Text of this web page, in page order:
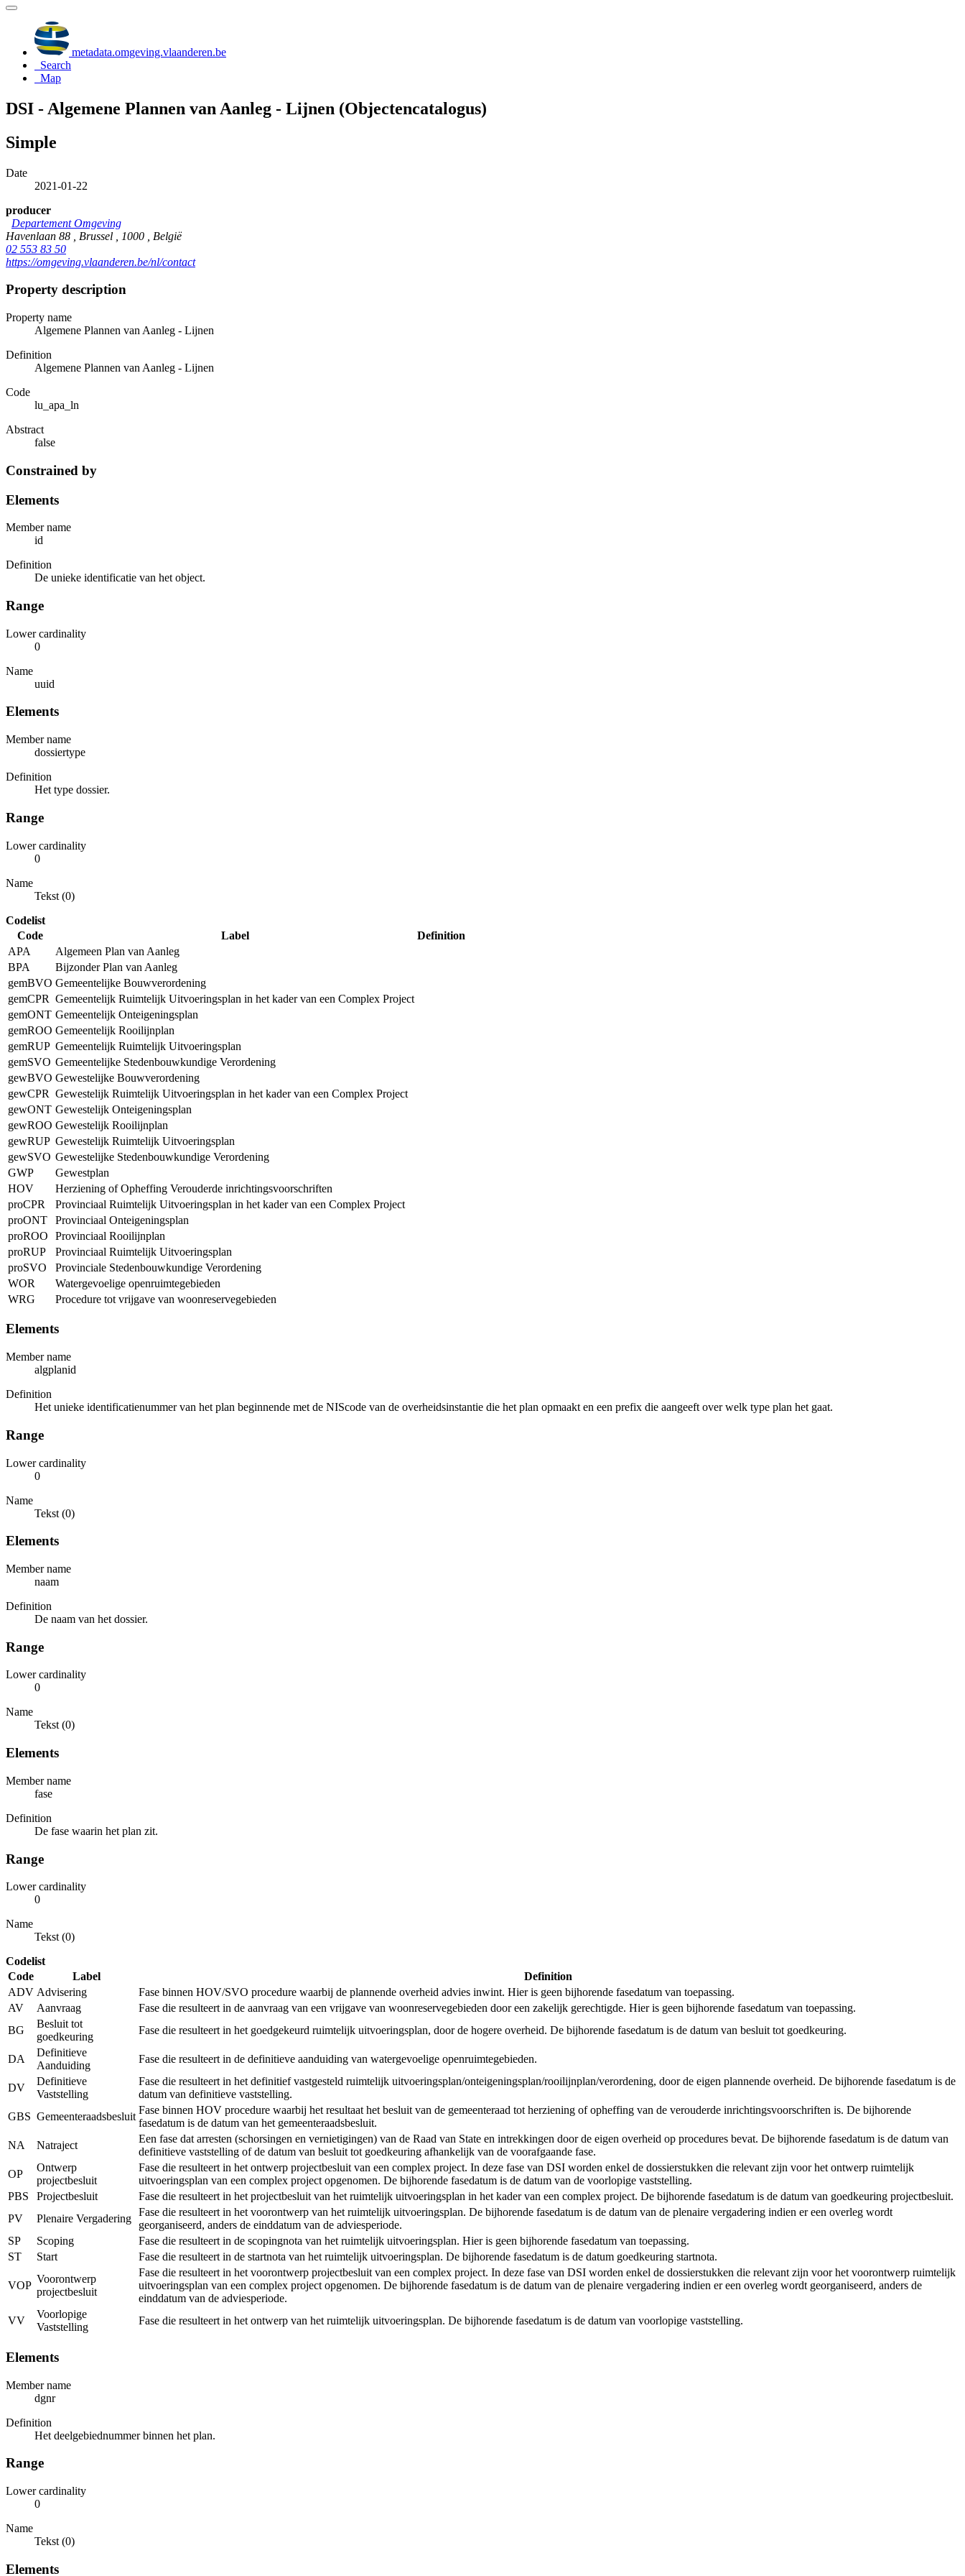
metadata.omgeving.vlaanderen.be
Search
Map
DSI - Algemene Plannen van Aanleg - Lijnen (Objectencatalogus)
Simple
Date
2021-01-22
producer
Departement Omgeving
Havenlaan 88 , Brussel , 1000 , België
02 553 83 50
https://omgeving.vlaanderen.be/nl/contact
Property description
Property name
Algemene Plannen van Aanleg - Lijnen
Definition
Algemene Plannen van Aanleg - Lijnen
Code
lu_apa_ln
Abstract
false
Constrained by
Elements
Member name
id
Definition
De unieke identificatie van het object.
Range
Lower cardinality
0
Name
uuid
Elements
Member name
dossiertype
Definition
Het type dossier.
Range
Lower cardinality
0
Name
Tekst (0)
Codelist
Code
Label
Definition
APA
Algemeen Plan van Aanleg
BPA
Bijzonder Plan van Aanleg
gemBVO Gemeentelijke Bouwverordening
gemCPR Gemeentelijk Ruimtelijk Uitvoeringsplan in het kader van een Complex Project
gemONT Gemeentelijk Onteigeningsplan
gemROO Gemeentelijk Rooilijnplan
gemRUP Gemeentelijk Ruimtelijk Uitvoeringsplan
gemSVO Gemeentelijke Stedenbouwkundige Verordening
gewBVO Gewestelijke Bouwverordening
gewCPR Gewestelijk Ruimtelijk Uitvoeringsplan in het kader van een Complex Project
gewONT Gewestelijk Onteigeningsplan
gewROO Gewestelijk Rooilijnplan
gewRUP Gewestelijk Ruimtelijk Uitvoeringsplan
gewSVO Gewestelijke Stedenbouwkundige Verordening
GWP
Gewestplan
HOV
Herziening of Opheffing Verouderde inrichtingsvoorschriften
proCPR
Provinciaal Ruimtelijk Uitvoeringsplan in het kader van een Complex Project
proONT
Provinciaal Onteigeningsplan
proROO
Provinciaal Rooilijnplan
proRUP
Provinciaal Ruimtelijk Uitvoeringsplan
proSVO
Provinciale Stedenbouwkundige Verordening
WOR
Watergevoelige openruimtegebieden
WRG
Procedure tot vrijgave van woonreservegebieden
Elements
Member name
algplanid
Definition
Het unieke identificatienummer van het plan beginnende met de NIScode van de overheidsinstantie die het plan opmaakt en een prefix die aangeeft over welk type plan het gaat.
Range
Lower cardinality
0
Name
Tekst (0)
Elements
Member name
naam
Definition
De naam van het dossier.
Range
Lower cardinality
0
Name
Tekst (0)
Elements
Member name
fase
Definition
De fase waarin het plan zit.
Range
Lower cardinality
0
Name
Tekst (0)
Codelist
Code
Label
Definition
ADV Advisering
Fase binnen HOV/SVO procedure waarbij de plannende overheid advies inwint. Hier is geen bijhorende fasedatum van toepassing.
AV
Aanvraag
Fase die resulteert in de aanvraag van een vrijgave van woonreservegebieden door een zakelijk gerechtigde. Hier is geen bijhorende fasedatum van toepassing.
BG
Besluit tot
goedkeuring
Fase die resulteert in het goedgekeurd ruimtelijk uitvoeringsplan, door de hogere overheid. De bijhorende fasedatum is de datum van besluit tot goedkeuring.
DA
Definitieve
Aanduiding
Fase die resulteert in de definitieve aanduiding van watergevoelige openruimtegebieden.
DV
Definitieve
Vaststelling
Fase die resulteert in het definitief vastgesteld ruimtelijk uitvoeringsplan/onteigeningsplan/rooilijnplan/verordening, door de eigen plannende overheid. De bijhorende fasedatum is de
datum van definitieve vaststelling.
GBS Gemeenteraadsbesluit
Fase binnen HOV procedure waarbij het resultaat het besluit van de gemeenteraad tot herziening of opheffing van de verouderde inrichtingsvoorschriften is. De bijhorende
fasedatum is de datum van het gemeenteraadsbesluit.
NA
Natraject
Een fase dat arresten (schorsingen en vernietigingen) van de Raad van State en intrekkingen door de eigen overheid op procedures bevat. De bijhorende fasedatum is de datum van
definitieve vaststelling of de datum van besluit tot goedkeuring afhankelijk van de voorafgaande fase.
OP
Ontwerp
projectbesluit
Fase die resulteert in het ontwerp projectbesluit van een complex project. In deze fase van DSI worden enkel de dossierstukken die relevant zijn voor het ontwerp ruimtelijk
uitvoeringsplan van een complex project opgenomen. De bijhorende fasedatum is de datum van de voorlopige vaststelling.
PBS
Projectbesluit
Fase die resulteert in het projectbesluit van het ruimtelijk uitvoeringsplan in het kader van een complex project. De bijhorende fasedatum is de datum van goedkeuring projectbesluit.
PV
Plenaire Vergadering
Fase die resulteert in het voorontwerp van het ruimtelijk uitvoeringsplan. De bijhorende fasedatum is de datum van de plenaire vergadering indien er een overleg wordt
georganiseerd, anders de einddatum van de adviesperiode.
SP
Scoping
Fase die resulteert in de scopingnota van het ruimtelijk uitvoeringsplan. Hier is geen bijhorende fasedatum van toepassing.
ST
Start Fase die resulteert in de startnota van het ruimtelijk uitvoeringsplan. De bijhorende fasedatum is de datum goedkeuring startnota.
VOP
Voorontwerp
projectbesluit
Fase die resulteert in het voorontwerp projectbesluit van een complex project. In deze fase van DSI worden enkel de dossierstukken die relevant zijn voor het voorontwerp ruimtelijk
uitvoeringsplan van een complex project opgenomen. De bijhorende fasedatum is de datum van de plenaire vergadering indien er een overleg wordt georganiseerd, anders de
einddatum van de adviesperiode.
VV
Voorlopige
Vaststelling
Fase die resulteert in het ontwerp van het ruimtelijk uitvoeringsplan. De bijhorende fasedatum is de datum van voorlopige vaststelling.
Elements
Member name
dgnr
Definition
Het deelgebiednummer binnen het plan.
Range
Lower cardinality
0
Name
Tekst (0)
Elements